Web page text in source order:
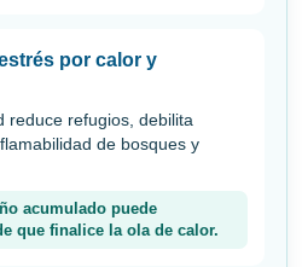
por calor y
reduce refugios, debilita
de bosques y
acumulado puede
que finalice la ola de calor.